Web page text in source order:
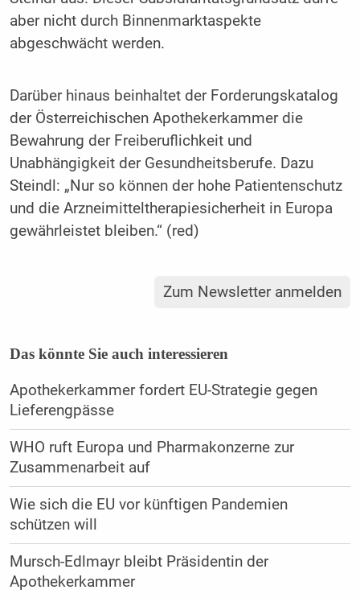
aber nicht durch Binnenmarktaspekte
abgeschwächt werden.
Darüber hinaus beinhaltet der Forderungskatalog
der Österreichischen Apothekerkammer die
Bewahrung der Freiberuflichkeit und
Unabhängigkeit der Gesundheitsberufe. Dazu
Steindl: „Nur so können der hohe Patientenschutz
und die Arzneimitteltherapiesicherheit in Europa
gewährleistet bleiben.“ (red)
Zum Newsletter anmelden
Das könnte Sie auch interessieren
Apothekerkammer fordert EU-Strategie gegen
Lieferengpässe
WHO ruft Europa und Pharmakonzerne zur
Zusammenarbeit auf
Wie sich die EU vor künftigen Pandemien
schützen will
Mursch-Edlmayr bleibt Präsidentin der
Apothekerkammer